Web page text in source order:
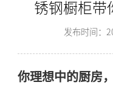
锈钢橱柜带
发布时间：
你理想中的厨房